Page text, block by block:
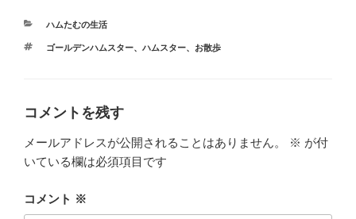
e
b
k
er
a
カ
ゴ
ハムたむの生活
タ
ゴールデンハムスター、 ハムスター、 お散歩
コメントを残す
メールアドレスが公開されることはありません。 ※ が付
いている欄は必須項目です
コメント ※